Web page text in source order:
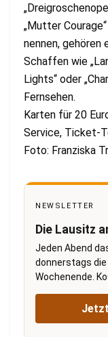
„Mutter
nennen, gehören
Schaffen wie
Lights“ oder
Fernsehen.
Karten für 20
Service, Ticket-
Foto: Franziska
NEWSLETTER
Die Lausitz
Jeden Abend
donnerstags
Wochenende.